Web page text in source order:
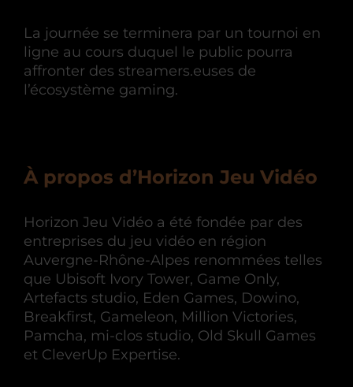
La journée se terminera par un tournoi en
ligne au cours duquel le public pourra
affronter des streamers.euses de
l’écosystème gaming.
À propos d’Horizon Jeu Vidéo
Horizon Jeu Vidéo a été fondée par des
entreprises du jeu vidéo en région
Auvergne-Rhône-Alpes renommées telles
que Ubisoft Ivory Tower, Game Only,
Artefacts studio, Eden Games, Dowino,
Breakfirst, Gameleon, Million Victories,
Pamcha, mi-clos studio, Old Skull Games
et CleverUp Expertise.